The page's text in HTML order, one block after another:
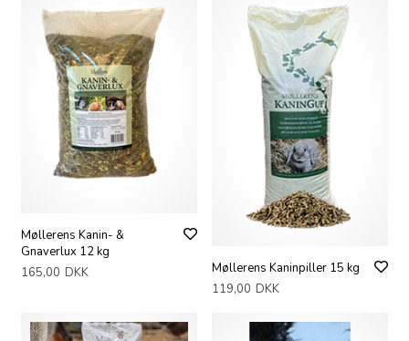
Møllerens Kanin- &
Gnaverlux 12 kg
165,00 DKK
Møllerens Kaninpiller 15 kg
119,00 DKK